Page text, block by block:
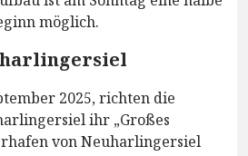
möglich.
2025, richten die
ihr „Großes
von Neuharlingersiel